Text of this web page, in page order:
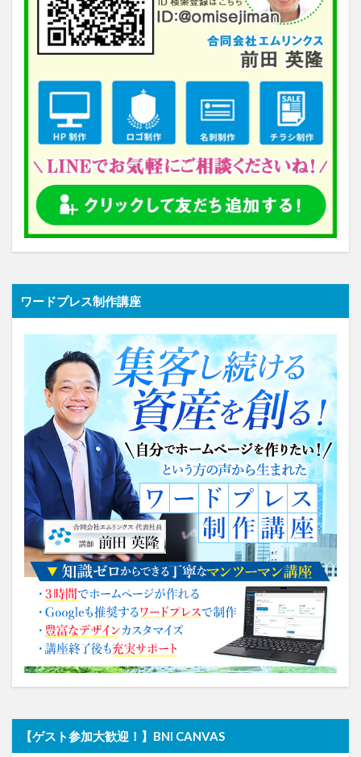
ワードプレス制作講座
【ゲスト参加大歓迎！】BNI CANVAS